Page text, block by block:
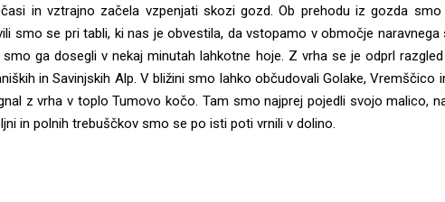
in vztrajno začela vzpenjati skozi gozd. Ob prehodu iz gozda
smo se pri tabli, ki nas je obvestila, da vstopamo v območje naravnega
smo ga dosegli v nekaj minutah lahkotne hoje. Z vrha se je odprl
in Savinjskih Alp. V bližini smo lahko občudovali Golake, Vremščico
z vrha v toplo Tumovo kočo. Tam smo najprej pojedli svojo malico,
in polnih trebuščkov smo se po isti poti vrnili v dolino.